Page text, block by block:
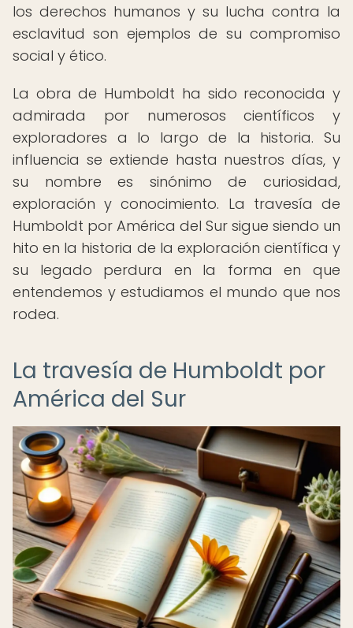
los derechos humanos y su lucha contra la
esclavitud son ejemplos de su compromiso
social y ético.
La obra de Humboldt ha sido reconocida y
admirada por numerosos científicos y
exploradores a lo largo de la historia. Su
influencia se extiende hasta nuestros días, y
su nombre es sinónimo de curiosidad,
exploración y conocimiento. La travesía de
Humboldt por América del Sur sigue siendo un
hito en la historia de la exploración científica y
su legado perdura en la forma en que
entendemos y estudiamos el mundo que nos
rodea.
La travesía de Humboldt por
América del Sur